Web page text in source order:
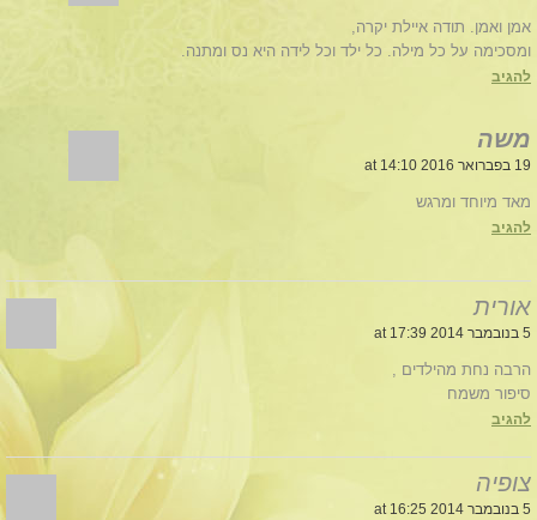
אמן ואמן. תודה איילת יקרה,
ומסכימה על כל מילה. כל ילד וכל לידה היא נס ומתנה.
להגיב
משה
19 בפברואר 2016 at 14:10
מאד מיוחד ומרגש
להגיב
אורית
5 בנובמבר 2014 at 17:39
הרבה נחת מהילדים ,
סיפור משמח
להגיב
צופיה
5 בנובמבר 2014 at 16:25